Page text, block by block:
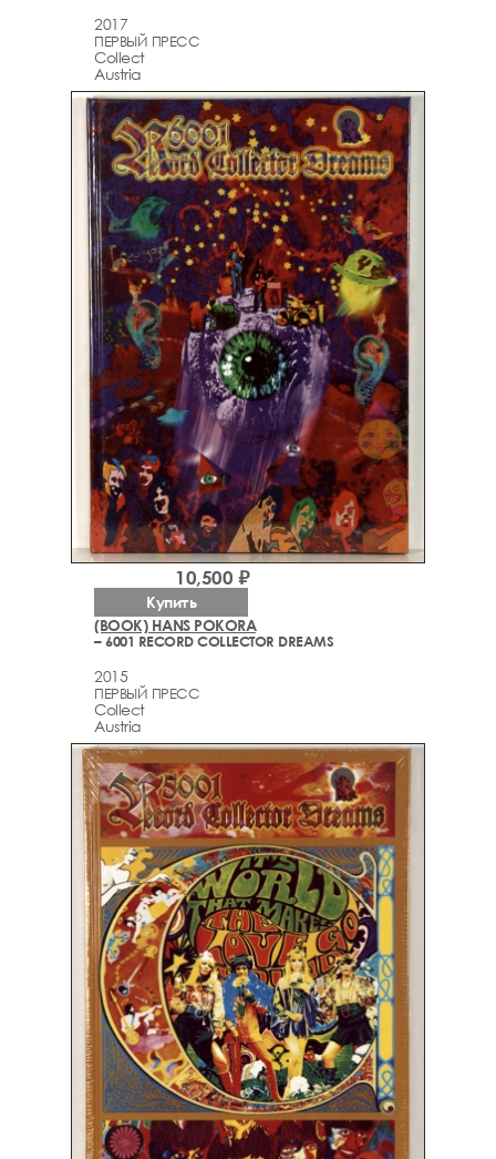
2017
ПЕРВЫЙ ПРЕСС
Collect
Austria
(BOOK) HANS POKORA
– 6001 RECORD COLLECTOR DREAMS
2015
ПЕРВЫЙ ПРЕСС
Collect
Austria
10,500 ₽
Купить